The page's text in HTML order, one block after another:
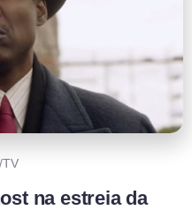
TV
na estreia da